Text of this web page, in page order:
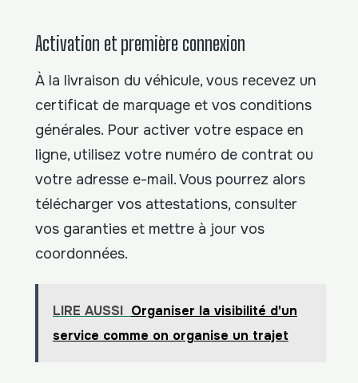
Activation et première connexion
À la livraison du véhicule, vous recevez un
certificat de marquage et vos conditions
générales. Pour activer votre espace en
ligne, utilisez votre numéro de contrat ou
votre adresse e-mail. Vous pourrez alors
télécharger vos attestations, consulter
vos garanties et mettre à jour vos
coordonnées.
LIRE AUSSI Organiser la visibilité d'un
service comme on organise un trajet